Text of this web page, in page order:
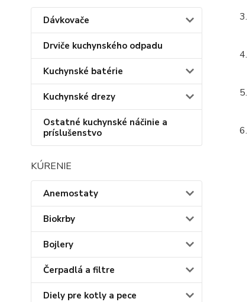
Dávkovače
Drviče kuchynského odpadu
Kuchynské batérie
Kuchynské drezy
Ostatné kuchynské náčinie a
príslušenstvo
KÚRENIE
Anemostaty
Biokrby
Bojlery
Čerpadlá a filtre
Diely pre kotly a pece